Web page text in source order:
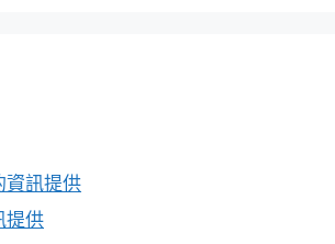
資訊提供
提供